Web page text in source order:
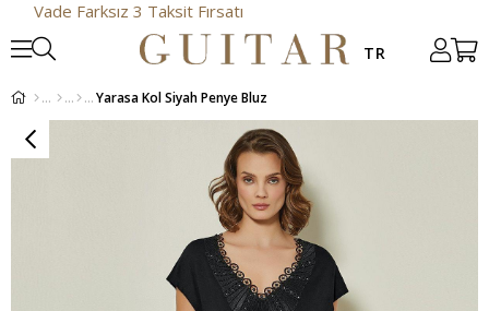
Farksız 3 Taksit Fırsatı
Yarasa Kol Siyah Penye Bluz